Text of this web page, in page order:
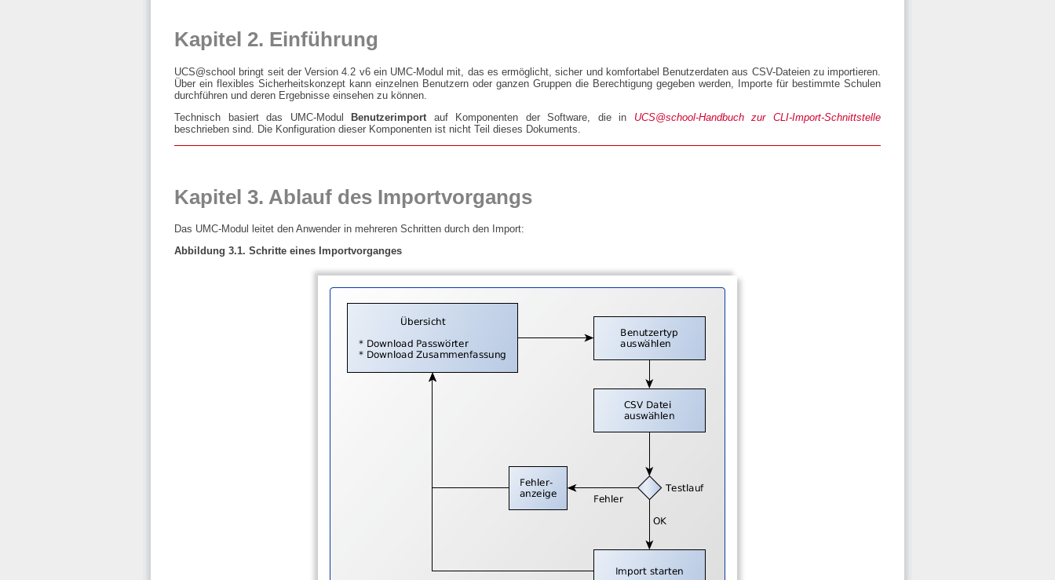
Kapitel 2. Einführung
UCS@school bringt seit der Version 4.2 v6 ein UMC-Modul mit, das es ermöglicht, sicher und komfortabel Benutzerdaten aus CSV-Dateien zu importieren.
Über ein flexibles Sicherheitskonzept kann einzelnen Benutzern oder ganzen Gruppen die Berechtigung gegeben werden, Importe für bestimmte Schulen
durchführen und deren Ergebnisse einsehen zu können.
Technisch basiert das UMC-Modul
Benutzerimport auf Komponenten der Software, die in UCS@school-Handbuch zur CLI-Import-Schnittstelle
beschrieben sind. Die Konfiguration dieser Komponenten ist nicht Teil dieses Dokuments.
Kapitel 3. Ablauf des Importvorgangs
Das UMC-Modul leitet den Anwender in mehreren Schritten durch den Import:
Abbildung 3.1. Schritte eines Importvorganges